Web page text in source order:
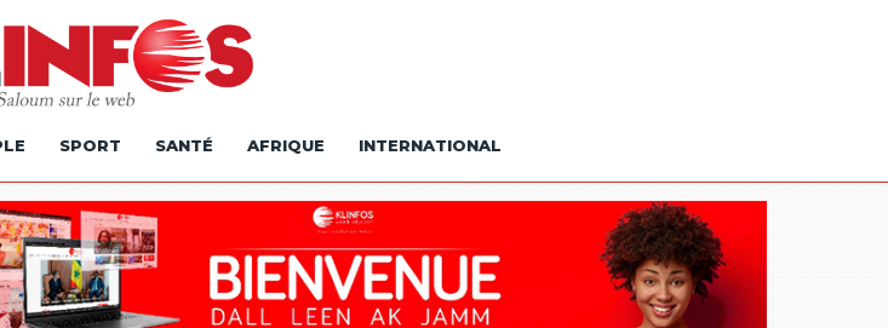
SPORT SANTÉ AFRIQUE INTERNATIONAL